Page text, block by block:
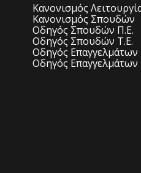
Κανονισμός
Κανονισμός Σπουδών
Οδηγός Σπουδών Π.Ε.
Οδηγός Σπουδών Τ.Ε.
Οδηγός Επαγγελμάτων
Οδηγός Επαγγελμάτων